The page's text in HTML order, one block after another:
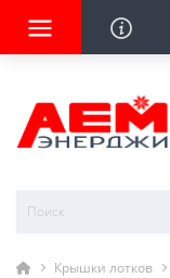
Крышки лотков